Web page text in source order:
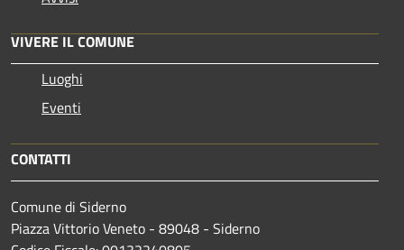
VIVERE IL COMUNE
Luoghi
Eventi
CONTATTI
Comune di Siderno
Piazza Vittorio Veneto - 89048 - Siderno